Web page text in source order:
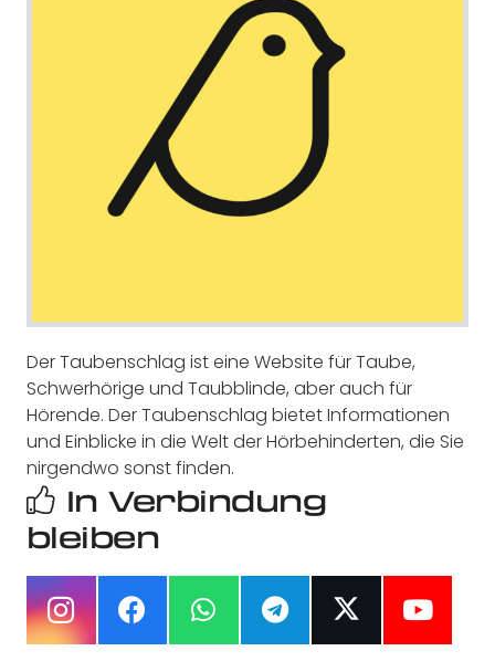
Der Taubenschlag ist eine Website für Taube,
Schwerhörige und Taubblinde, aber auch für
Hörende. Der Taubenschlag bietet Informationen
und Einblicke in die Welt der Hörbehinderten, die Sie
nirgendwo sonst finden.
In Verbindung
bleiben